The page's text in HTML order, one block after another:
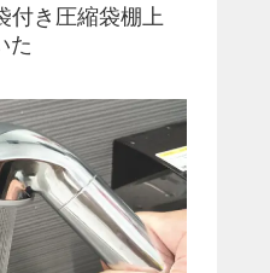
付き圧縮袋棚上
た